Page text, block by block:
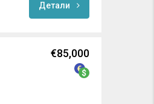
Детали
€85,000